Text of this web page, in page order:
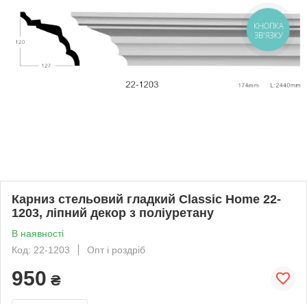
Карниз стельовий гладкий Classic Home 22-
1203, ліпний декор з поліуретану
В наявності
Код: 22-1203
Опт і роздріб
950 ₴
КНОПКА
ЗВ'ЯЗКУ